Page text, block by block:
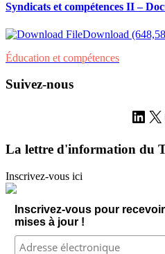
Syndicats et compétences II –
Download
Éducation et compétences
Suivez-nous
X
La lettre d'information du
Inscrivez-vous ici
Inscrivez-vous pour
mises à jour !